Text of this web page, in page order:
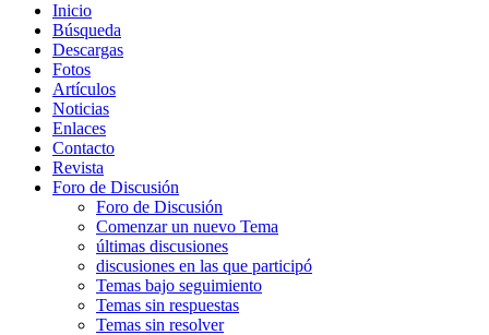
Inicio
Búsqueda
Descargas
Fotos
Artículos
Noticias
Enlaces
Contacto
Revista
Foro de Discusión
Foro de Discusión
Comenzar un nuevo Tema
últimas discusiones
discusiones en las que participó
Temas bajo seguimiento
Temas sin respuestas
Temas sin resolver